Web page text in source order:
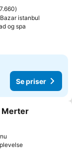
7.660
istanbul
og spa
Se priser
Merter